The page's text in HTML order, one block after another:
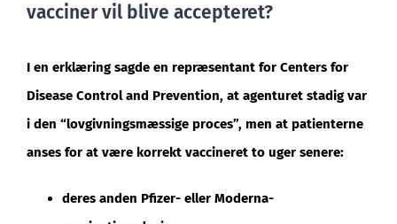
vacciner vil blive accepteret?
I en erklæring sagde en repræsentant for Centers for
Disease Control and Prevention, at agenturet stadig var
i den “lovgivningsmæssige proces”, men at patienterne
anses for at være korrekt vaccineret to uger senere:
deres anden Pfizer- eller Moderna-